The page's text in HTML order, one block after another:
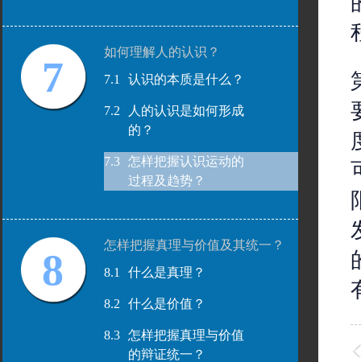
7
如何理解人的认识？
7.1
认识的本质是什么？
7.2
人的认识是如何形成
的？
7.3
怎样把握认识运动的
过程及趋势？
8
怎样把握真理与价值及其统一？
8.1
什么是真理？
8.2 什么是价值？
8.3
怎样把握真理与价值
的辩证统一？